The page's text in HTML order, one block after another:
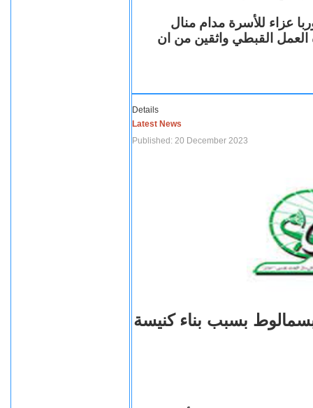
عزاء للأسرة مدام منال
العمل القبطي واثقين من ان
Details
Latest News
Published: 20 December 2023
بسبب بناء كنيسة